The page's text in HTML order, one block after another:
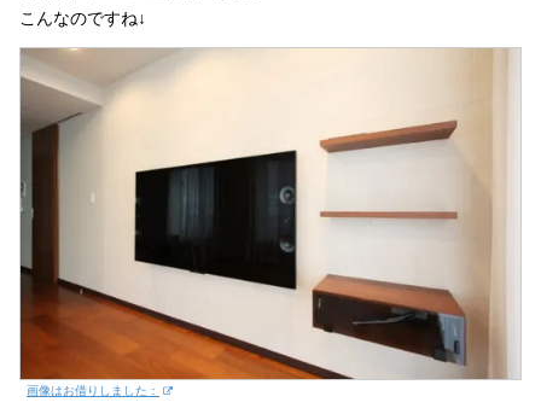
こんなのですね↓
画像はお借りしました：